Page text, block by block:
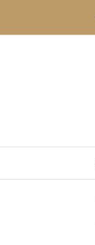
content